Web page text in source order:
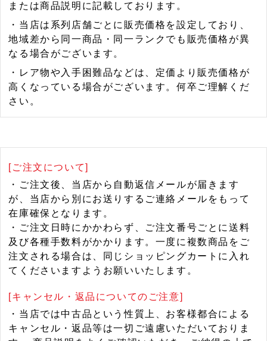
または商品説明に記載しております。
・当店は系列店舗ごとに販売価格を設定しており、
地域差から同一商品・同一ランクでも販売価格が異
なる場合がございます。
・レア物や入手困難品などは、定価より販売価格が
高くなっている場合がございます。何卒ご理解くだ
さい。
[ご注文について]
・ご注文後、当店から自動返信メールが届きます
が、当店から別にお送りするご連絡メールをもって
在庫確保となります。
・ご注文日時にかかわらず、ご注文番号ごとに送料
及び各種手数料がかかります。一度に複数商品をご
注文される場合は、同じショッピングカートに入れ
てくださいますようお願いいたします。
[キャンセル・返品についてのご注意]
・当店では中古品という性質上、お客様都合による
キャンセル・返品等は一切ご遠慮いただいておりま